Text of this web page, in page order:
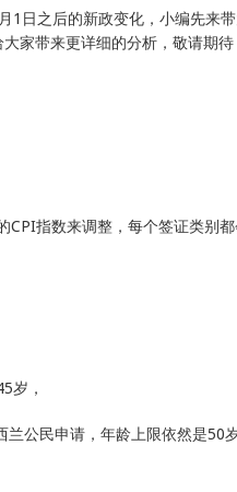
1
日
新
1日之后的新政变化，小编先来
家带来更详细的分析，敬请期待
CPI指数来调整，每个签证类别
岁，
公民申请，年龄上限依然是50